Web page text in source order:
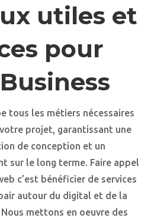
utiles et
pour
tous les métiers nécessaires
projet, garantissant une
de conception et un
sur le long terme. Faire appel
c’est bénéficier de services
autour du digital et de la
mettons en oeuvre des